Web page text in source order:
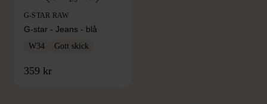
G-STAR RAW
G-star - Jeans - blå
W34 Gott skick
359 kr
FRÅN SAMMA VARUMÄRKE